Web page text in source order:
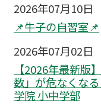
2026年07月10日
📌牛子の自習室📌
2026年07月02日
【2026年最新版
数」が危なくな
学院 小中学部